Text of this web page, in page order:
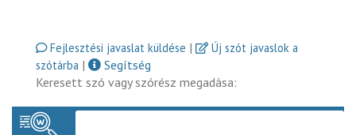
Fejlesztési javaslat küldése |
Új szót javaslok a
szótárba |
Segítség
Keresett szó vagy szórész megadása: